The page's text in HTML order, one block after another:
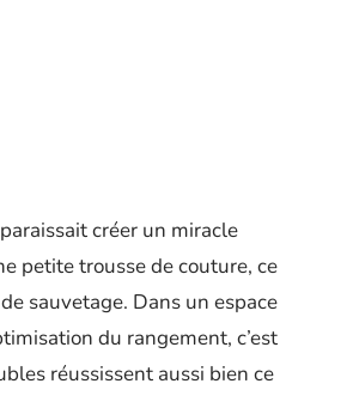
créer un miracle
petite trousse de couture, ce
sauvetage. Dans un espace
du rangement, c’est
réussissent aussi bien ce